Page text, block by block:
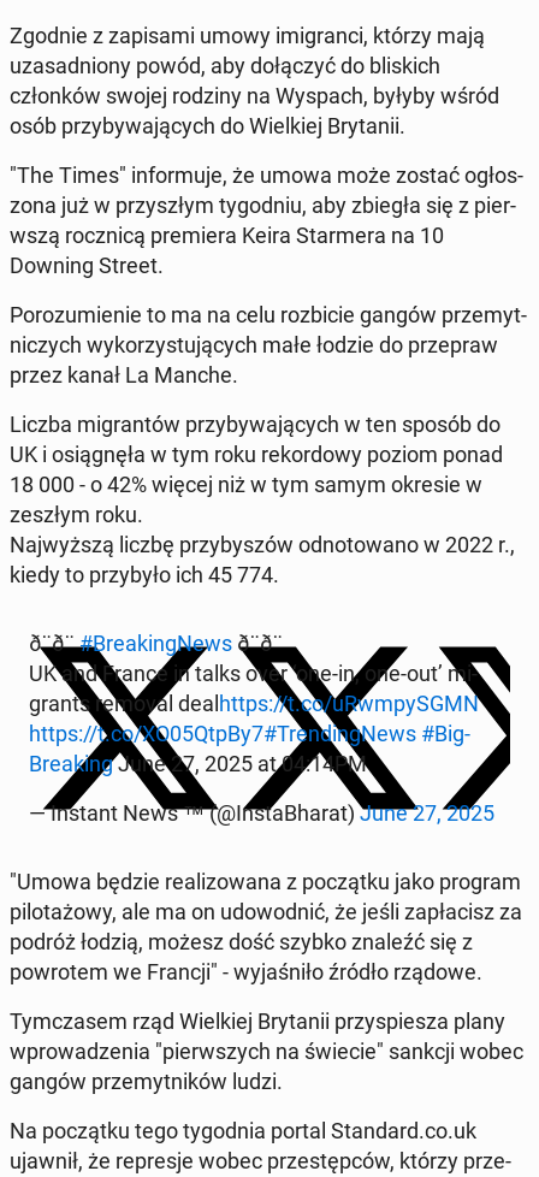
Zgodnie z za­pisa­mi umowy imi­granci, którzy mają
uza­sad­niony powód, aby dołączyć do blis­kich
członków swojej rodziny na Wyspach, byłyby wśród
osób przy­by­wa­ją­cych do Wielkiej Bry­tanii.
"The Times" in­for­mu­je, że umowa może zostać ogłos­
zona już w przyszłym ty­god­niu, aby zbiegła się z pier­
wszą rocznicą pre­miera Keira Starmera na 10
Downing Street.
Porozu­mie­nie to ma na celu rozbi­cie gangów prze­myt­
niczych wyko­rzys­tu­ją­cych małe łodzie do przepraw
przez kanał La Manche.
Liczba mi­grantów przy­by­wa­ją­cych w ten sposób do
UK i os­iągnęła w tym roku reko­r­dowy poziom ponad
18 000 - o 42% więcej niż w tym samym okresie w
zeszłym roku.
Na­jwyższą liczbę przy­byszów odno­towano w 2022 r.,
kiedy to przy­było ich 45 774.
ð¨ð¨#Break­ingNews ð¨ð¨
UK and France in talks over ‘one-in, one-out’ mi­
grants removal deal https://t.co/uR­wmpyS­GMN
https://t.co/XO05QtpBy7#Trend­ingNews #Big­
Break­ingJune 27, 2025 at 04:14PM
— Instant News ™ (@In­staB­harat)June 27, 2025
"Umowa będzie re­al­i­zowana z początku jako program
pi­lotażowy, ale ma on udowod­nić, że jeśli za­płacisz za
podróż łodzią, możesz dość szybko znaleźć się z
powrotem we Francji" - wy­jaśniło źródło rządowe.
Tym­cza­sem rząd Wielkiej Bry­tanii przyspiesza plany
wprowadzenia "pier­wszych na świecie" sankcji wobec
gangów prze­myt­ników ludzi.
Na początku tego ty­god­nia portal Stan­dard.co.uk
ujawnił, że repres­je wobec przestępców, którzy prze­